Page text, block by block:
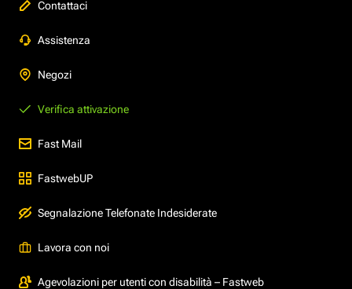
Contattaci
Assistenza
Negozi
Verifica attivazione
Fast Mail
FastwebUP
Segnalazione Telefonate Indesiderate
Lavora con noi
Agevolazioni per utenti con disabilità – Fastweb